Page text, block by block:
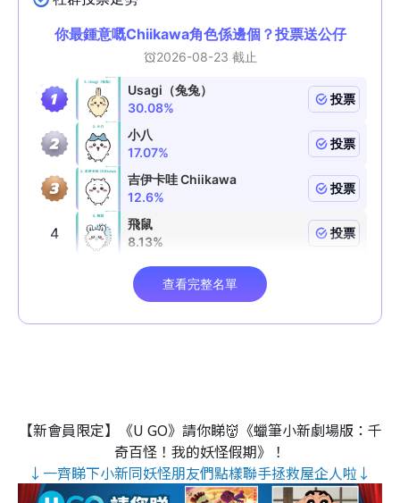
【新會員限定】《U GO》請你睇👹《蠟筆小新劇場版：千
奇百怪！我的妖怪假期》！
↓一齊睇下小新同妖怪朋友們點樣聯手拯救屋企人啦↓